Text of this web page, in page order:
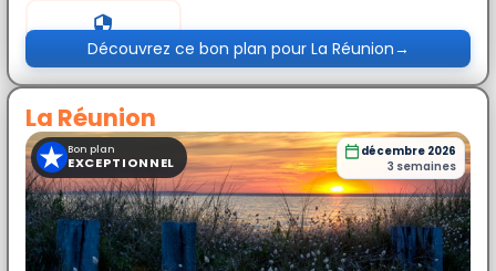
Prix exceptionnel
Découvrez ce bon plan pour La Réunion→
La Réunion
décembre 2026
3 semaines
★Bon plan
EXCEPTIONNEL